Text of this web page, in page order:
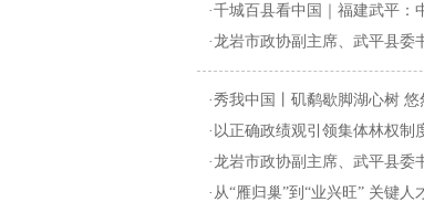
·千城百县看中国｜福建武平：
·龙岩市政协副主席、武平县委
·秀我中国丨矶鹬歇脚湖心树 悠
·以正确政绩观引领集体林权
·龙岩市政协副主席、武平县
·从“雁归巢”到“业兴旺” 关键